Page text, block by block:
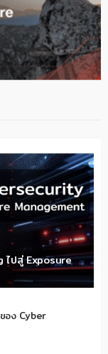
ไปสู่ Exposure
ของ Cyber